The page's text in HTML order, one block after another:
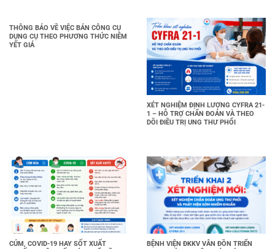
THÔNG BÁO VỀ VIỆC BÁN CÔNG CỤ
DỤNG CỤ THEO PHƯƠNG THỨC NIÊM
YẾT GIÁ
XÉT NGHIỆM ĐỊNH LƯỢNG CYFRA 21-
1 – HỖ TRỢ CHẨN ĐOÁN VÀ THEO
DÕI ĐIỀU TRỊ UNG THƯ PHỔI
CÚM, COVID-19 HAY SỐT XUẤT
BỆNH VIỆN ĐKKV VÂN ĐỒN TRIỂN